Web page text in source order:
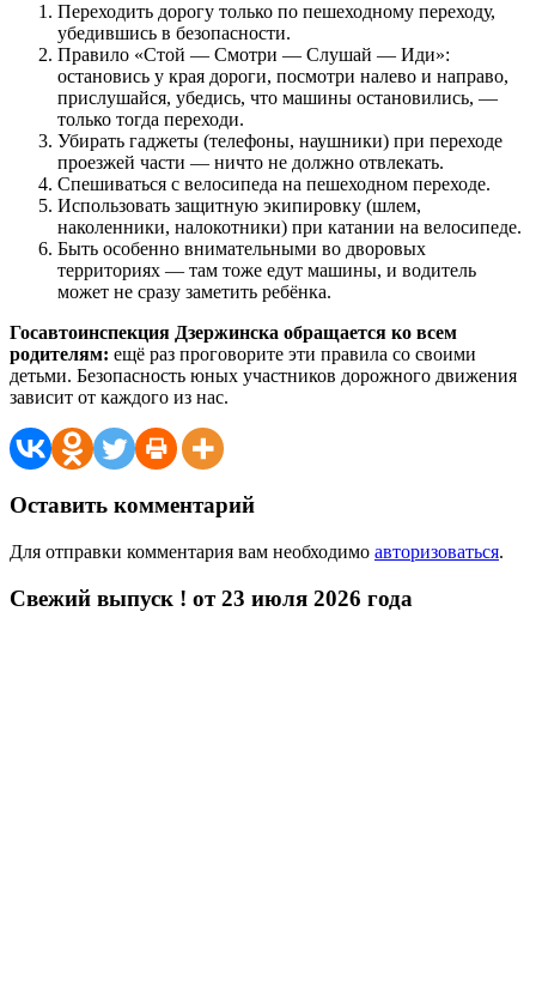
Переходить дорогу только по пешеходному переходу,
убедившись в безопасности.
Правило «Стой — Смотри — Слушай — Иди»:
остановись у края дороги, посмотри налево и направо,
прислушайся, убедись, что машины остановились, —
только тогда переходи.
Убирать гаджеты (телефоны, наушники) при переходе
проезжей части — ничто не должно отвлекать.
Спешиваться с велосипеда на пешеходном переходе.
Использовать защитную экипировку (шлем,
наколенники, налокотники) при катании на велосипеде.
Быть особенно внимательными во дворовых
территориях — там тоже едут машины, и водитель
может не сразу заметить ребёнка.
Госавтоинспекция Дзержинска обращается ко всем
родителям: ещё раз проговорите эти правила со своими
детьми. Безопасность юных участников дорожного движения
зависит от каждого из нас.
Оставить комментарий
Для отправки комментария вам необходимо авторизоваться.
Свежий выпуск ! от 23 июля 2026 года